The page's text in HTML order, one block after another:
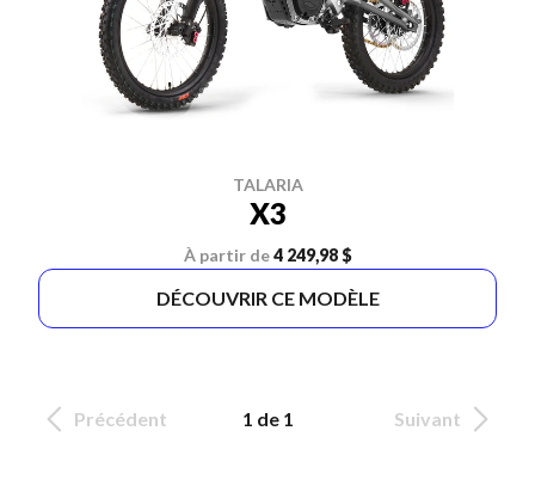
TALARIA
X3
À partir de 4 249,98 $
DÉCOUVRIR CE MODÈLE
Précédent 1 de 1 Suivant